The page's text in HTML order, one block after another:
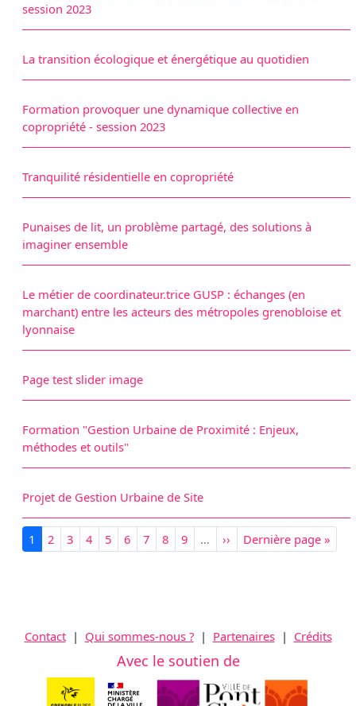
session 2023
La transition écologique et énergétique au quotidien
Formation provoquer une dynamique collective en
copropriété - session 2023
Tranquilité résidentielle en copropriété
Punaises de lit, un problème partagé, des solutions à
imaginer ensemble
Le métier de coordinateur.trice GUSP : échanges (en
marchant) entre les acteurs des métropoles grenobloise et
lyonnaise
Page test slider image
Formation "Gestion Urbaine de Proximité : Enjeux,
méthodes et outils"
Projet de Gestion Urbaine de Site
Pagination
Page courante
1 Page
2 Page
3 Page
4 Page
5 Page
6 Page
7 Page
8 Page
9 … Page suivante
›› Dernière page
Dernière page »
Contact| Qui sommes-nous ?| Partenaires| Crédits
Avec le soutien de